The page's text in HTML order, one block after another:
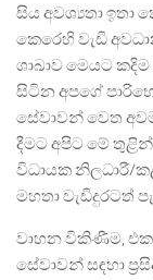
සිය අවශ්‍යතා ඉතා
කෙරෙහි වැඩි
ශාඛාව මෙයට
සිටින අපගේ
සේවාවන් වෙත
දීමට අපිට මේ තුළින්
විධායක නිලධාරී/
මහතා වැඩිදුරටත්
වාහන විකිණීම,
සේවාවන් සඳහා